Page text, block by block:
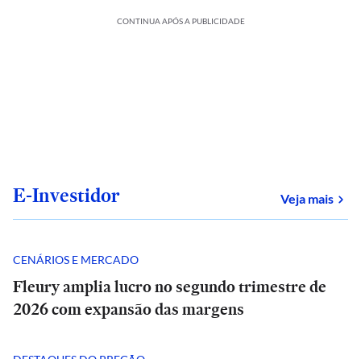
CONTINUA APÓS A PUBLICIDADE
E-Investidor Veja mais
CENÁRIOS E MERCADO
Fleury amplia lucro no segundo trimestre de
2026 com expansão das margens